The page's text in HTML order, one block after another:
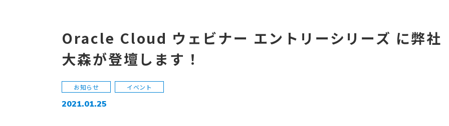
Oracle Cloud ウェビナー エントリーシリーズ に弊社
大森が登壇します！
お知らせ イベント
2021.01.25